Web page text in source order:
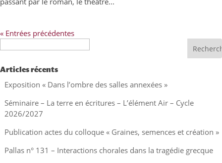
« Entrées précédentes
Articles récents
Exposition « Dans l’ombre des salles annexées »
Séminaire – La terre en écritures – L’élément Air – Cycle
2026/2027
Publication actes du colloque « Graines, semences et création »
Pallas n° 131 – Interactions chorales dans la tragédie grecque